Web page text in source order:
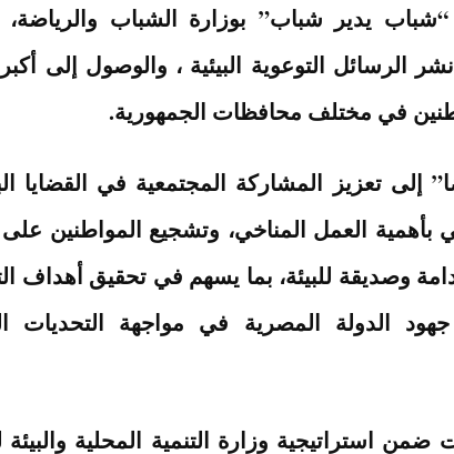
“شباب يدير شباب” بوزارة الشباب
الرسائل التوعوية البيئية ، والوصول إلى
في مختلف محافظات الجمهورية.
إلى تعزيز المشاركة المجتمعية في القضايا
العمل المناخي، وتشجيع المواطنين على
وصديقة للبيئة، بما يسهم في تحقيق أهداف
الدولة المصرية في مواجهة التحديات
ضمن استراتيجية وزارة التنمية المحلية والبيئة